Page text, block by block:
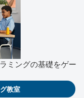
ミングの基礎をゲー
教室